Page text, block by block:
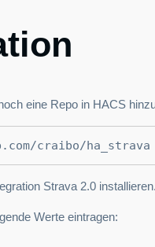
eine Repo in HACS
craibo/ha_strava
Strava 2.0 installieren.
Werte eintragen: